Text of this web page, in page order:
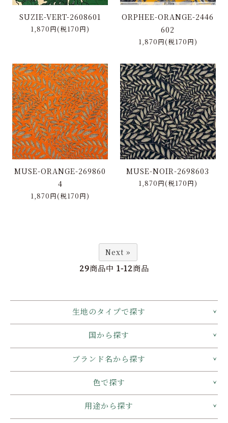
SUZIE-VERT-2608601
1,870円(税170円)
ORPHEE-ORANGE-2446
602
1,870円(税170円)
MUSE-ORANGE-269860
4
1,870円(税170円)
MUSE-NOIR-2698603
1,870円(税170円)
Next »
29商品中 1-12商品
生地のタイプで探す
国から探す
ブランド名から探す
色で探す
用途から探す